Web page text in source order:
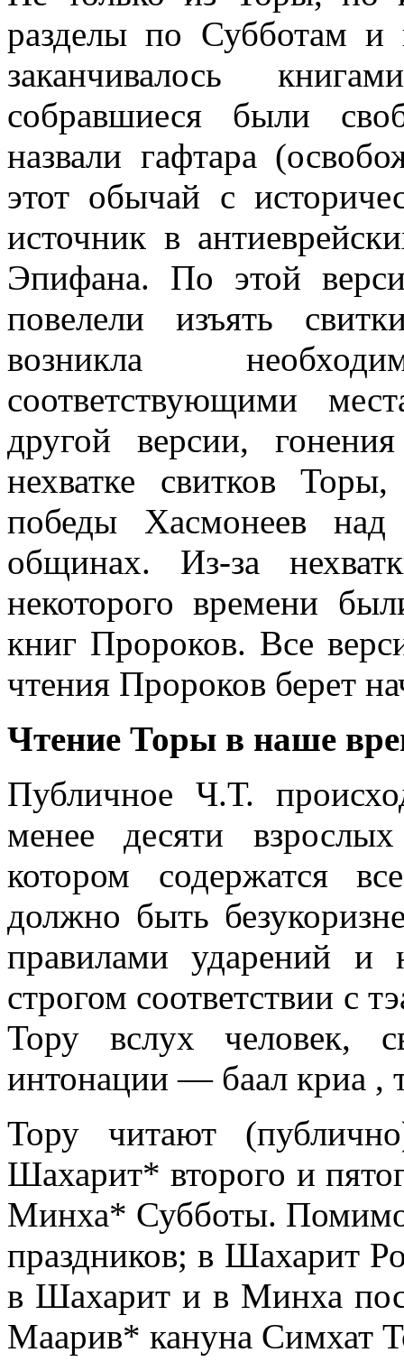
разделы по Субботам и
заканчивалось
собравшиеся были
назвали гафтара
этот обычай с
источник в
Эпифана. По этой
повелели изъять
возникла
соответствующими
другой версии,
нехватке свитков
победы Хасмонеев
общинах. Из-за
некоторого времени
книг Пророков. Все
чтения Пророков берет
Чтение Торы в наше
Публичное Ч.Т.
менее десяти
котором содержатся
должно быть
правилами ударений и
строгом соответствии с
Тору вслух человек,
интонации — баал криа ,
Тору читают
Шахарит* второго и
Минха* Субботы.
праздников; в Шахарит
в Шахарит и в Минха
Маарив* кануна Симхат